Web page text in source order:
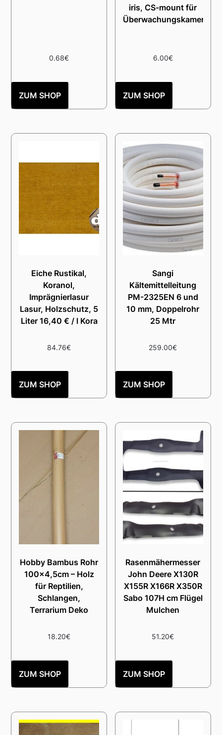
0.68€
ZUM SHOP
iris, CS-mount für
Überwachungskameras
6.00€
ZUM SHOP
Eiche Rustikal,
Koranol,
Imprägnierlasur
Lasur, Holzschutz, 5
Liter 16,40 € / l Kora
84.76€
ZUM SHOP
Sangi
Kältemittelleitung
PM-2325EN 6 und
10 mm, Doppelrohr
25 Mtr
259.00€
ZUM SHOP
Hobby Bambus Rohr
100×4,5cm – Holz
für Reptilien,
Schlangen,
Terrarium Deko
18.20€
ZUM SHOP
Rasenmähermesser
John Deere X130R
X155R X166R X350R
Sabo 107H cm Flügel
Mulchen
51.20€
ZUM SHOP